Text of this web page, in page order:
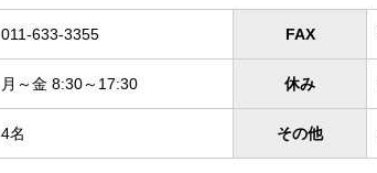
011-633-3355 FAX
月～金 8:30～17:30 休み
4名 その他